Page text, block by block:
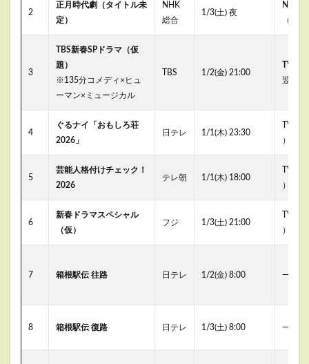
2
正月時代劇（タイトル未
定）
NHK
総合
1/3(土) 夜
NHK＋
（同
3
TBS新春SPドラマ（仮
題）
※135分コメディ×ヒュ
ーマン×ミュージカル
TBS 1/2(金) 21:00
TVer
翌日）
4
ぐるナイ「おもしろ荘
2026」
日テレ 1/1(木) 23:30
TVer
）
5
芸能人格付けチェック！
2026
テレ朝 1/1(木) 18:00
TVer
）
6
新春ドラマスペシャル
（仮）
フジ 1/3(土) 21:00
TVer
）
7 箱根駅伝 往路 日テレ 1/2(金) 8:00 ―
8 箱根駅伝 復路 日テレ 1/3(土) 8:00 ―